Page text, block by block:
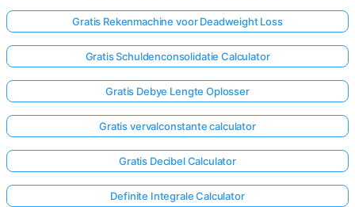
Gratis Rekenmachine voor Deadweight Loss
Gratis Schuldenconsolidatie Calculator
Gratis Debye Lengte Oplosser
Gratis vervalconstante calculator
Gratis Decibel Calculator
Definite Integrale Calculator